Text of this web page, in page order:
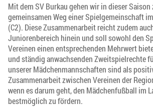
Mit dem SV Burkau gehen wir in dieser
gemeinsamen Weg einer Spielgemeinschaft
(C2). Diese Zusammenarbeit reicht zudem
Juniorenbereich hinein und soll sowohl den
Vereinen einen entsprechenden Mehrwert
und ständig anwachsenden Zweitspielrechte
unserer Mädchenmannschaften sind als
Zusammenarbeit zwischen Vereinen der
wenn es darum geht, den Mädchenfußball im
bestmöglich zu fördern.